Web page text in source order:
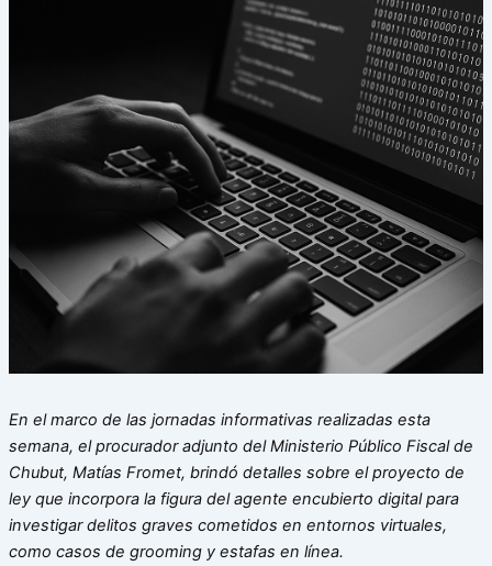
En el marco de las jornadas informativas realizadas esta
semana, el procurador adjunto del Ministerio Público Fiscal de
Chubut, Matías Fromet, brindó detalles sobre el proyecto de
ley que incorpora la figura del agente encubierto digital para
investigar delitos graves cometidos en entornos virtuales,
como casos de grooming y estafas en línea.